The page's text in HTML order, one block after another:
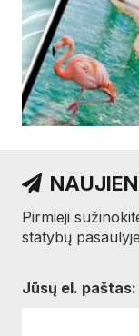
Pirmieji
statybų
Jūsų el. paštas: